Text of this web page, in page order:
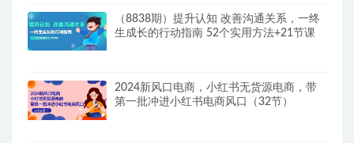
（8838期）提升认知 改善沟通关系，一终
生成长的行动指南 52个实用方法+21节课
2024新风口电商，小红书无货源电商，带
第一批冲进小红书电商风口（32节）